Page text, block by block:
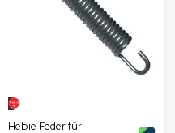
Hebie Feder für